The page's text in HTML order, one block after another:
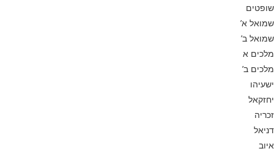
שופטים
שמואל א’
שמואל ב’
מלכים א
מלכים ב’
ישעיהו
יחזקאל
זכריה
דניאל
איוב